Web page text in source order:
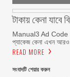
টাকায় কেনা যাবে
Manual3 Ad Code
প্যাকেজ কেনা এখন
READ MORE
সংবাদটি শেয়ার করুন